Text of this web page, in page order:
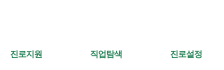
진로지원 직업탐색 진로설정